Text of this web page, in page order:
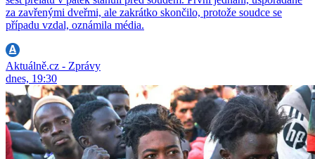
za zavřenými dveřmi, ale zakrátko skončilo, protože soudce se
případu vzdal, oznámila média.
Aktuálně.cz - Zprávy
dnes, 19:30